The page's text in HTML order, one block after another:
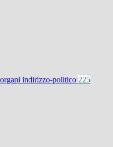
indirizzo-politico 225